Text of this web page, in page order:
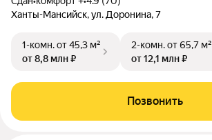
Ханты-Мансийск, ул. Доронина, 7
1-комн.от 45,3 м²
от 8,8 млн ₽
2-комн.от 65,7 м²
от 12,1 млн ₽
Позвонить